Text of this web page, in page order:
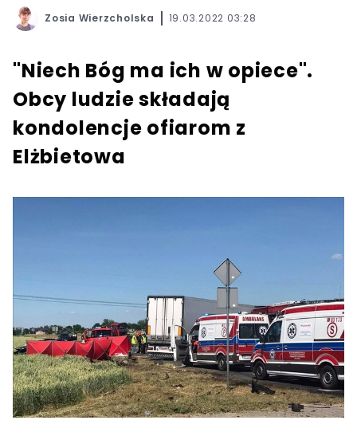
Zosia Wierzcholska 19.03.2022 03:28
"Niech Bóg ma ich w opiece".
Obcy ludzie składają
kondolencje ofiarom z
Elżbietowa